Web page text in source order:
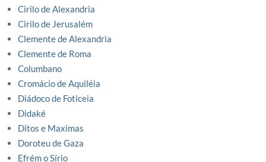
Cirilo de Alexandria
Cirilo de Jerusalém
Clemente de Alexandria
Clemente de Roma
Columbano
Cromácio de Aquiléia
Diádoco de Foticeia
Didaké
Ditos e Maximas
Doroteu de Gaza
Efrém o Sírio